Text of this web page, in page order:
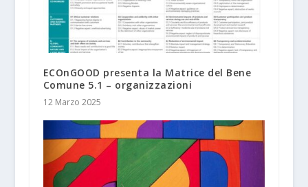
ECOnGOOD presenta la Matrice del Bene
Comune 5.1 – organizzazioni
12 Marzo 2025